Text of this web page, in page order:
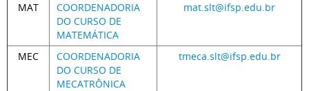
MAT
COORDENADORIA
DO CURSO DE
MATEMÁTICA
mat.slt@ifsp.edu.br
MEC
COORDENADORIA
DO CURSO DE
MECATRÔNICA
tmeca.slt@ifsp.edu.br